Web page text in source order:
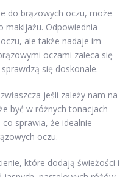
do brązowych oczu, może
makijażu. Odpowiednia
ale także nadaje im
oczami zaleca się
się doskonale.
jeśli zależy nam na
być w różnych tonacjach –
sprawia, że idealnie
oczu.
które dodają świeżości i